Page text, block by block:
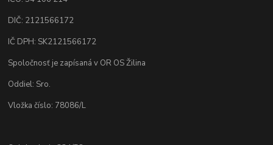
DIČ: 2121566172
IČ DPH: SK2121566172
Spoločnosť je zapísaná v OR OS Žilina
Oddiel: Sro.
Vložka číslo: 78086/L